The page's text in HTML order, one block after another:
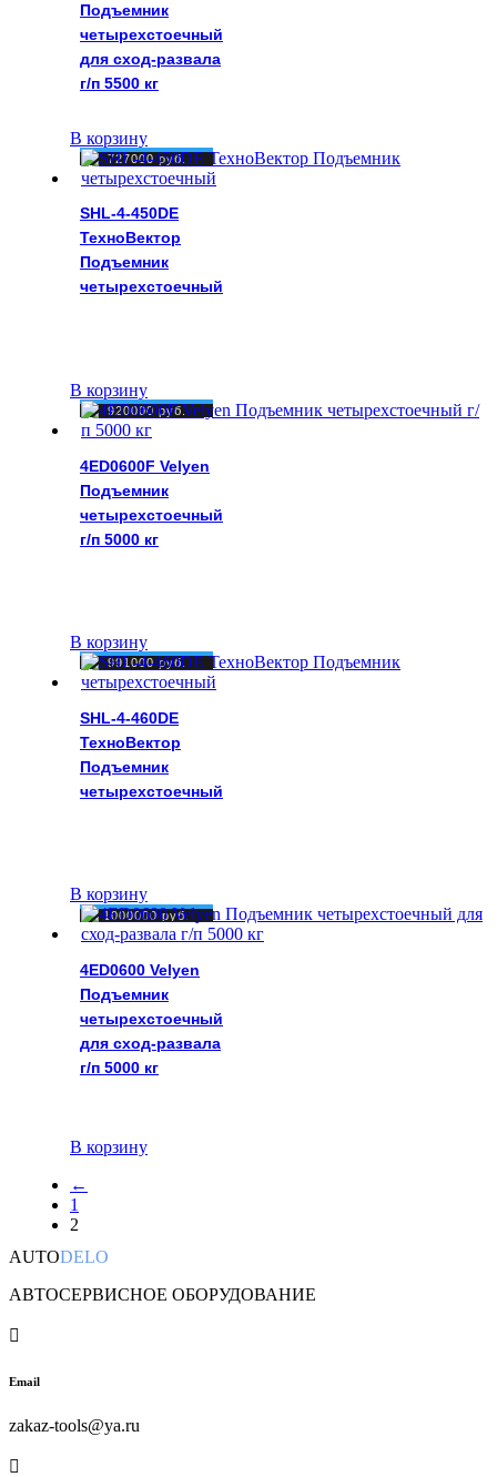
Подъемник
четырехстоечный
для сход-развала
г/п 5500 кг
В корзину
SHL-4-450DE
ТехноВектор
Подъемник
четырехстоечный
727000руб.
В корзину
4ED0600F Velyen
Подъемник
четырехстоечный
г/п 5000 кг
920000руб.
В корзину
SHL-4-460DE
ТехноВектор
Подъемник
четырехстоечный
991000руб.
В корзину
4ED0600 Velyen
Подъемник
четырехстоечный
для сход-развала
г/п 5000 кг
1000000руб.
В корзину
←
1
2
AUTODELO
АВТОСЕРВИСНОЕ ОБОРУДОВАНИЕ

Email
zakaz-tools@ya.ru
